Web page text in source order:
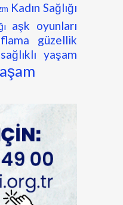
Kadın Sağlığı
aşk oyunları
güzellik
sağlıklı yaşam